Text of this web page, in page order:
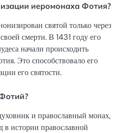
иеромонаха Фотия?
святой только через
смерти. В 1431 году его
начали происходить
Это способствовало его
его святости.
и православный монах,
в истории православной